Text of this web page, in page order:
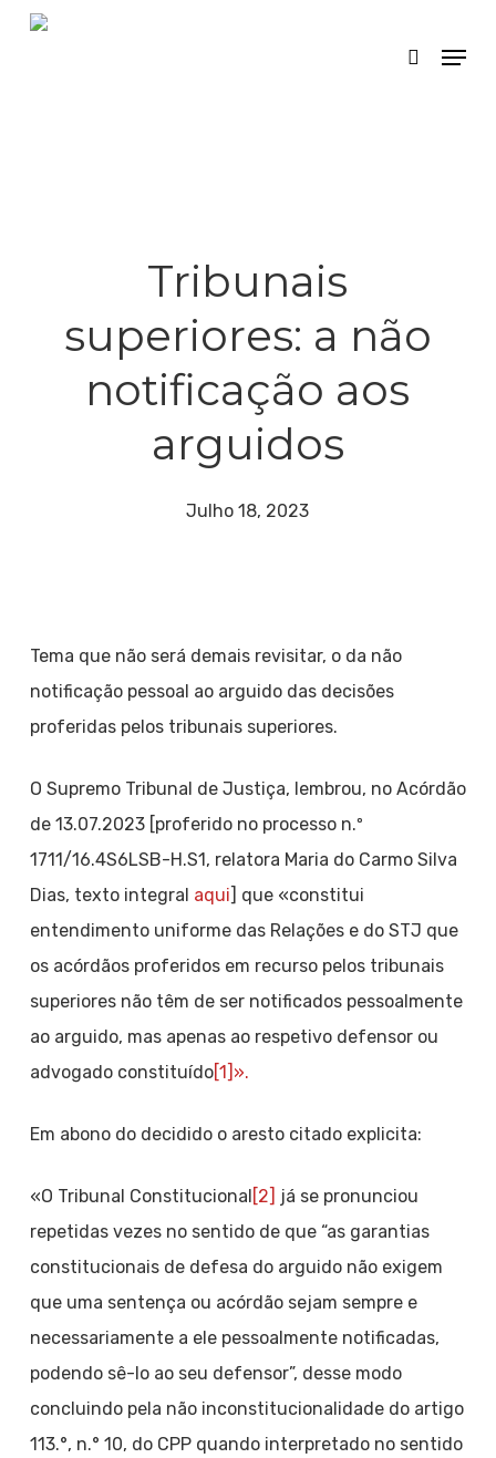
Skip
search
Menu
Tribunais
superiores: a não
notificação aos
arguidos
Julho 18, 2023
Tema que não será demais revisitar, o da não
notificação pessoal ao arguido das decisões
proferidas pelos tribunais superiores.
O Supremo Tribunal de Justiça, lembrou, no Acórdão
de 13.07.2023 [proferido no processo n.º
1711/16.4S6LSB-H.S1, relatora Maria do Carmo Silva
Dias, texto integral aqui] que «constitui
entendimento uniforme das Relações e do STJ que
os acórdãos proferidos em recurso pelos tribunais
superiores não têm de ser notificados pessoalmente
ao arguido, mas apenas ao respetivo defensor ou
advogado constituído[1]».
Em abono do decidido o aresto citado explicita:
«O Tribunal Constitucional[2] já se pronunciou
repetidas vezes no sentido de que “as garantias
constitucionais de defesa do arguido não exigem
que uma sentença ou acórdão sejam sempre e
necessariamente a ele pessoalmente notificadas,
podendo sê-lo ao seu defensor”, desse modo
concluindo pela não inconstitucionalidade do artigo
113.°, n.° 10, do CPP quando interpretado no sentido